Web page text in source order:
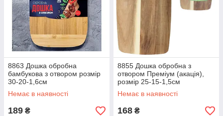
8863 Дошка обробна
бамбукова з отвором розмір
30-20-1,6см
Немає в наявності
189 ₴
8855 Дошка обробна з
отвором Преміум (акація),
розмір 25-15-1,5см
Немає в наявності
168 ₴